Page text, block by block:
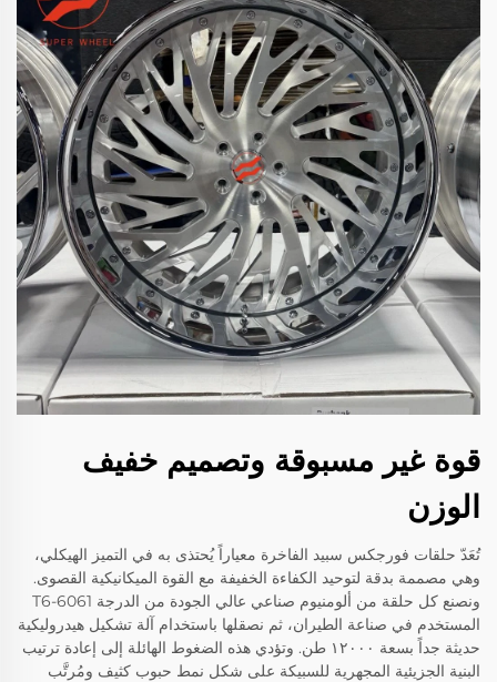
قوة غير مسبوقة وتصميم خفيف
الوزن
تُعَدّ حلقات فورجكس سبيد الفاخرة معياراً يُحتذى به في التميز الهيكلي،
وهي مصممة بدقة لتوحيد الكفاءة الخفيفة مع القوة الميكانيكية القصوى.
ونصنع كل حلقة من ألومنيوم صناعي عالي الجودة من الدرجة 6061-T6
المستخدم في صناعة الطيران، ثم نصقلها باستخدام آلة تشكيل هيدروليكية
حديثة جداً بسعة ١٢٠٠٠ طن. وتؤدي هذه الضغوط الهائلة إلى إعادة ترتيب
البنية الجزيئية المجهرية للسبيكة على شكل نمط حبوب كثيف ومُرتَّب